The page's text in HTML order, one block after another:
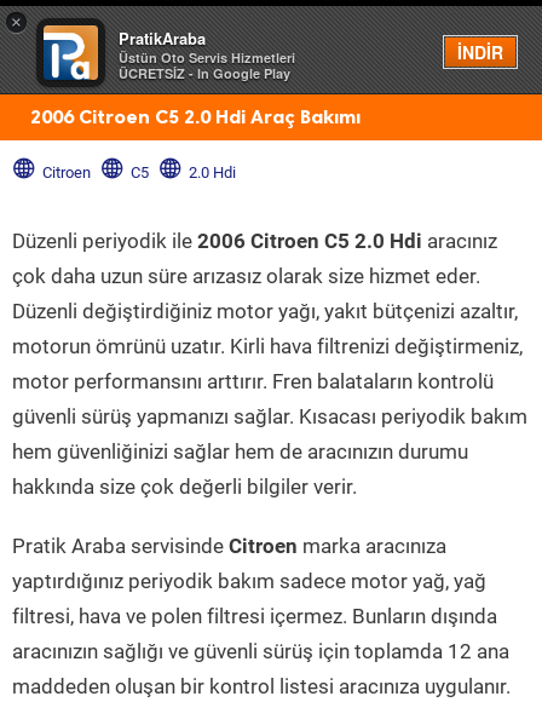
×
PratikAraba
Üstün Oto Servis Hizmetleri
ÜCRETSİZ - In Google Play
İNDİR
Menü
2006 Citroen C5 2.0 Hdi Araç Bakımı
Citroen C5 2.0 Hdi
Düzenli periyodik ile 2006 Citroen C5 2.0 Hdi aracınız
çok daha uzun süre arızasız olarak size hizmet eder.
Düzenli değiştirdiğiniz motor yağı, yakıt bütçenizi azaltır,
motorun ömrünü uzatır. Kirli hava filtrenizi değiştirmeniz,
motor performansını arttırır. Fren balataların kontrolü
güvenli sürüş yapmanızı sağlar. Kısacası periyodik bakım
hem güvenliğinizi sağlar hem de aracınızın durumu
hakkında size çok değerli bilgiler verir.
Pratik Araba servisinde Citroen marka aracınıza
yaptırdığınız periyodik bakım sadece motor yağ, yağ
filtresi, hava ve polen filtresi içermez. Bunların dışında
aracınızın sağlığı ve güvenli sürüş için toplamda 12 ana
maddeden oluşan bir kontrol listesi aracınıza uygulanır.